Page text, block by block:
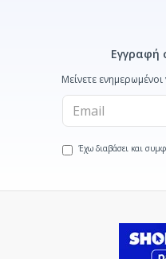
Εγγραφή
Μείνετε
Έχω διαβάσει και